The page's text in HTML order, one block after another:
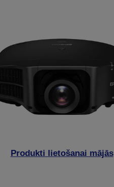
Produkti lietošanai mājās